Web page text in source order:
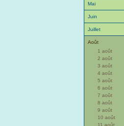
Mai
Juin
Juillet
Août
1 août
2 août
3 août
4 août
5 août
6 août
7 août
8 août
9 août
10 août
11 août